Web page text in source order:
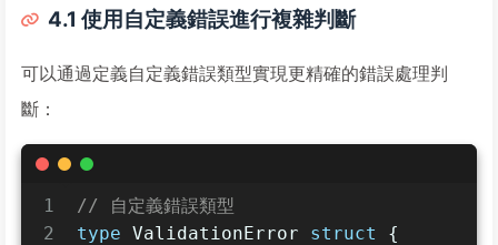
4.1 使用自定義錯誤進行複雜判斷
可以通過定義自定義錯誤類型實現更精確的錯誤處理判
斷：
1
2
// 自定義錯誤類型
type ValidationError struct {